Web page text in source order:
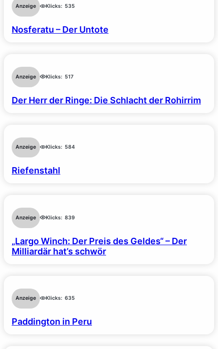
Anzeige Klicks: 535
Nosferatu – Der Untote
Anzeige Klicks: 517
Der Herr der Ringe: Die Schlacht der Rohirrim
Anzeige Klicks: 584
Riefenstahl
Anzeige Klicks: 839
„Largo Winch: Der Preis des Geldes“ – Der
Milliardär hat’s schwör
Anzeige Klicks: 635
Paddington in Peru